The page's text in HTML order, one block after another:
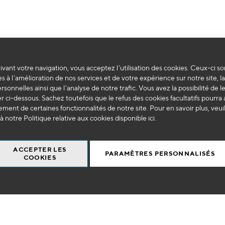
votre navigation, vous acceptez l’utilisation des cookies. Ceux-ci
à l’amélioration de nos services et de votre expérience sur notre site,
ainsi que l’analyse de notre trafic. Vous avez la possibilité de
ci-dessous. Sachez toutefois que le refus des cookies facultatifs pourra
de certaines fonctionnalités de notre site. Pour en savoir plus,
notre Politique relative aux cookies disponible ici
ACCEPTER LES
COOKIES
PARAMÈTRES PERSONNALISÉS
Impossible de trouver des produits correspondants à votre sélection.